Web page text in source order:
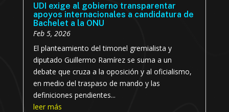
UDI exige al gobierno transparentar
apoyos internacionales a candidatura de
Bachelet a la ONU
Feb 5, 2026
El planteamiento del timonel gremialista y
diputado Guillermo Ramírez se suma a un
debate que cruza a la oposición y al oficialismo,
en medio del traspaso de mando y las
definiciones pendientes...
leer más